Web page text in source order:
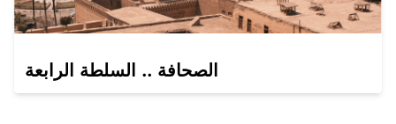
الصحافة .. السلطة الرابعة